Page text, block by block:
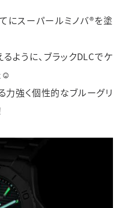
にスーパールミノバ®を塗
ように、ブラックDLCでケ
☺
力強く個性的なブルーグリ